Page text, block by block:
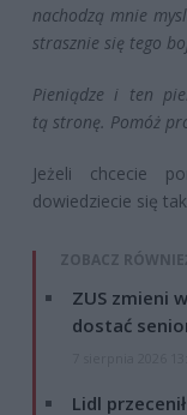
nachodzą mnie
strasznie się tego
Pieniądze i ten
tą stronę. Pomóż
Jeżeli chcecie
dowiedziecie się
ZOBACZ
ZUS zmieni
dostać
Lidl